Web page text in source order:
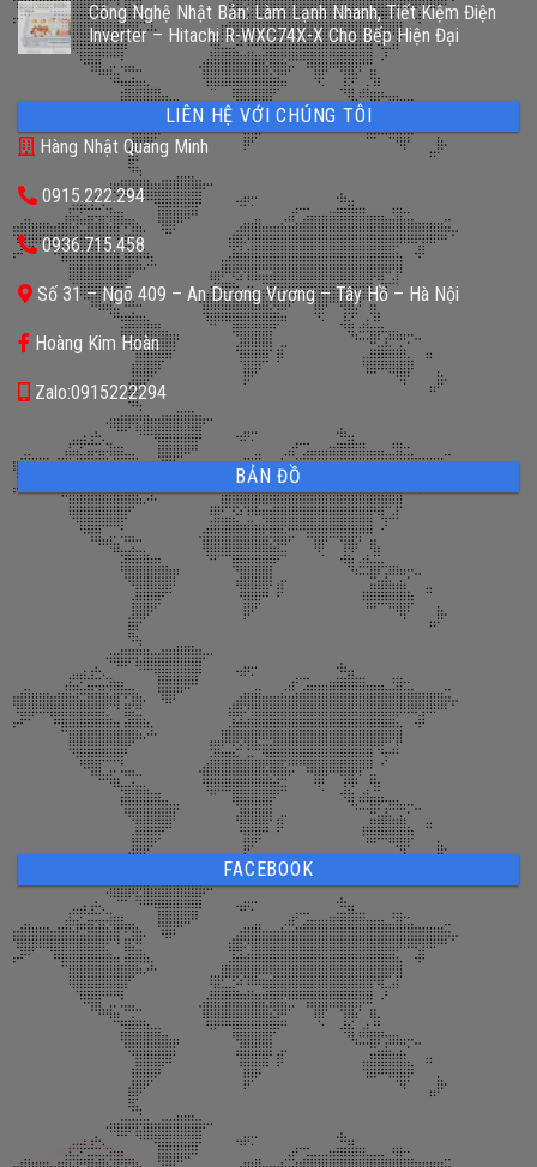
Công Nghệ Nhật Bản: Làm Lạnh Nhanh, Tiết Kiệm Điện
Inverter – Hitachi R-WXC74X-X Cho Bếp Hiện Đại
LIÊN HỆ VỚI CHÚNG TÔI
Hàng Nhật Quang Minh
0915.222.294
0936.715.458
Số 31 – Ngõ 409 – An Dương Vương – Tây Hồ – Hà Nội
Hoàng Kim Hoàn
Zalo:0915222294
BẢN ĐỒ
FACEBOOK